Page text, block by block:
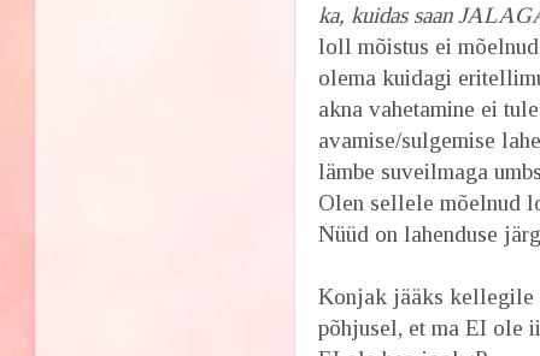
ka, kuidas saan
loll mõistus ei
olema kuidagi
akna vahetamine ei
avamise/sulgemise
lämbe suveilmaga
Olen sellele mõelnud
Nüüd on lahenduse
Konjak jääks
põhjusel, et ma EI ole